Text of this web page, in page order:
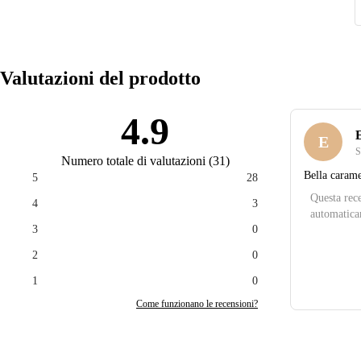
Valutazioni del prodotto
4.9
Numero totale di valutazioni (31)
5 28
4 3
3 0
2 0
1 0
Come funzionano le recensioni?
E
Bella
Questa